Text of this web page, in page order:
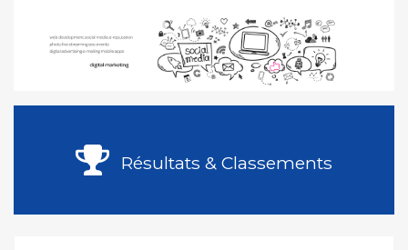
Résultats & Classements